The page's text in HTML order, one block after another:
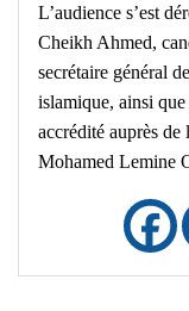
L’audience s’est
Cheikh Ahmed,
secrétaire général
islamique, ainsi
accrédité auprès
Mohamed Lemine